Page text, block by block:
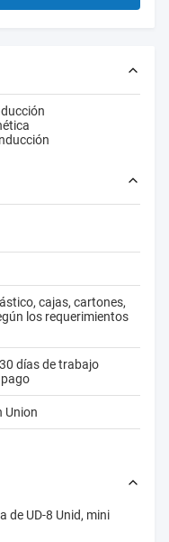
cajas, cartones,
los requerimientos
días de trabajo
Union
de UD-8 Unid, mini